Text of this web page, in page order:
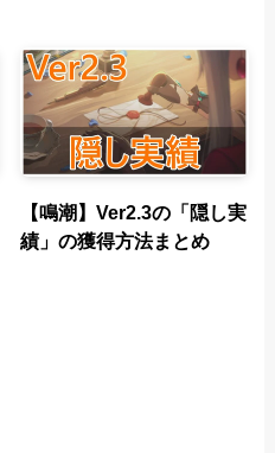
【鳴潮】Ver2.3の「隠し実
績」の獲得方法まとめ